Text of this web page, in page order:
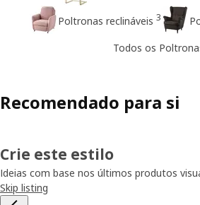
Poltronas reclináveis 3
Todos os
Recomendado para si
Crie este estilo
Ideias com base nos últimos produtos
Skip listing